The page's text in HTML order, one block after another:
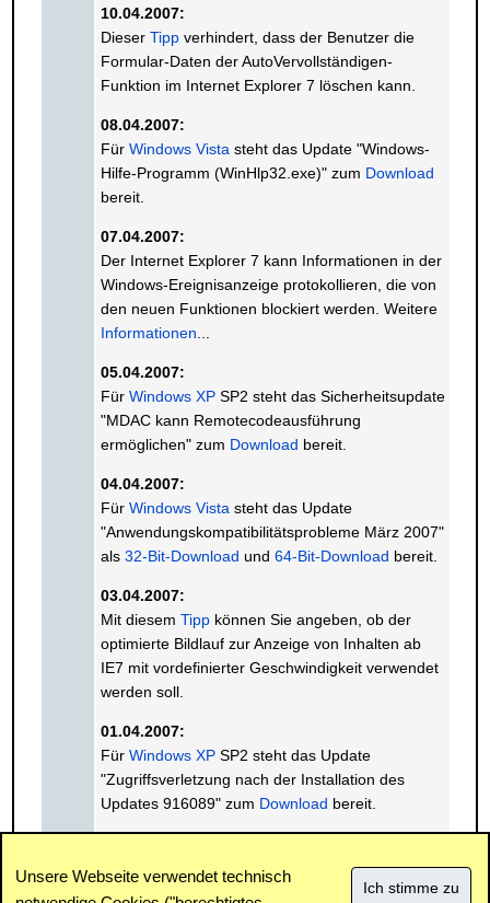
10.04.2007:
Dieser Tippverhindert, dass der Benutzer die
Formular-Daten der AutoVervollständigen-
Funktion im Internet Explorer 7 löschen kann.
08.04.2007:
Für Windows Vista steht das Update "Windows-
Hilfe-Programm (WinHlp32.exe)" zum Download
bereit.
07.04.2007:
Der Internet Explorer 7 kann Informationen in der
Windows-Ereignisanzeige protokollieren, die von
den neuen Funktionen blockiert werden. Weitere
Informationen
05.04.2007:
Für Windows XPSP2 steht das Sicherheitsupdate
"MDAC kann Remotecodeausführung
ermöglichen" zum Download bereit.
04.04.2007:
Für Windows Vista steht das Update
"Anwendungskompatibilitätsprobleme März 2007"
als 32-Bit-Download und 64-Bit-Download bereit.
03.04.2007:
Mit diesem Tippkönnen Sie angeben, ob der
optimierte Bildlauf zur Anzeige von Inhalten ab
IE7 mit vordefinierter Geschwindigkeit verwendet
werden soll.
01.04.2007:
Für Windows XPSP2 steht das Update
"Zugriffsverletzung nach der Installation des
Updates 916089" zum Download bereit.
Unsere Webseite verwendet technisch